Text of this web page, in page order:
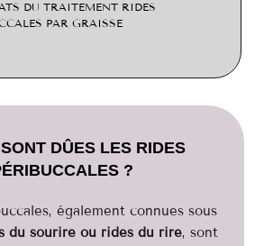
DU TRAITEMENT RIDES
PAR GRAISSE
DÛES LES RIDES
?
également connues sous
du sourire ou rides du rire, sont